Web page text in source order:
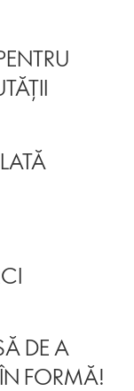
DE A
FORMĂ!